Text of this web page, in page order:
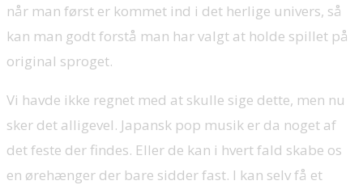
når man først er kommet ind i det herlige univers, så
kan man godt forstå man har valgt at holde spillet på
original sproget.
Vi havde ikke regnet med at skulle sige dette, men nu
sker det alligevel. Japansk pop musik er da noget af
det feste der findes. Eller de kan i hvert fald skabe os
en ørehænger der bare sidder fast. I kan selv få et